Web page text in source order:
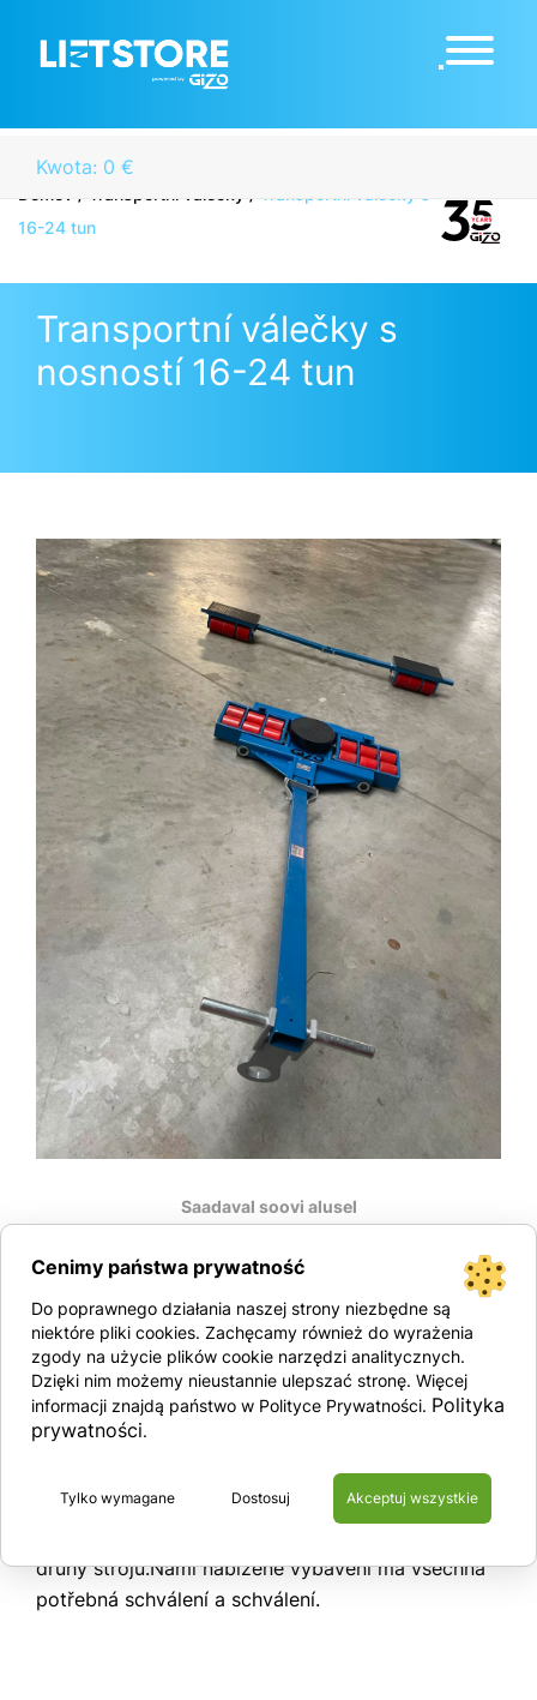
Kwota: 0 €
16-24 tun
Transportní válečky s
nosností 16-24 tun
Saadaval soovi alusel
Kontaktujte nás
Technické specifikace:
Přepravní vozíky jsou určeny pro přepravu strojů
do hmotnosti 24 tun!S použitím těžkých
vysokozdvižných vozíků a transportních válců
druhy strojů.Námi nabízené vybavení má všechna
potřebná schválení a schválení.
Cenimy państwa prywatność
Do poprawnego działania naszej strony niezbędne są
niektóre pliki cookies. Zachęcamy również do wyrażenia
zgody na użycie plików cookie narzędzi analitycznych.
Dzięki nim możemy nieustannie ulepszać stronę. Więcej
informacji znajdą państwo w Polityce Prywatności. Polityka
prywatności.
Dostosuj
Tylko wymagane Akceptuj wszystkie